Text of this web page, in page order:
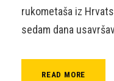
rukometaša iz
sedam dana
READ MORE